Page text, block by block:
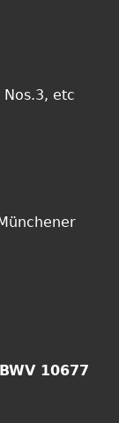
Nos.3, etc
10677